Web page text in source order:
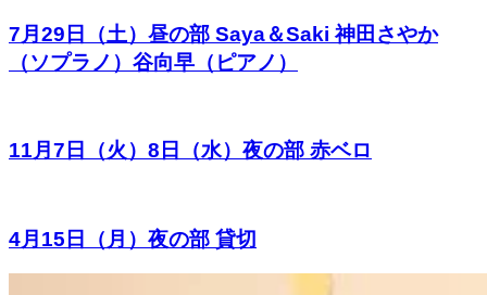
7月29日（土）昼の部 Saya＆Saki 神田さやか
（ソプラノ）谷向早（ピアノ）
11月7日（火）8日（水）夜の部 赤ベロ
4月15日（月）夜の部 貸切